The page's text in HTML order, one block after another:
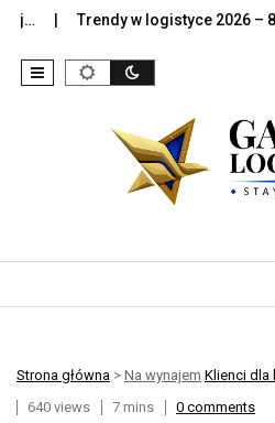
Trendy w logistyce 2026 – 8
Strona główna > Na wynajem Klienci dla
640 views
7 mins 0 comments